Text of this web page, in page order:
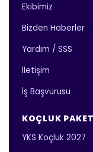
Ekibimiz
Bizden Haberler
Yardım / SSS
İletişim
İş Başvurusu
KOÇLUK
YKS Koçluk 2027